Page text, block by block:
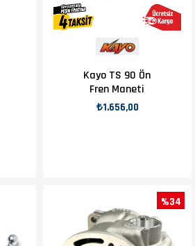
Kayo TS 90 Ön
Fren Maneti
₺1.656,00
%34